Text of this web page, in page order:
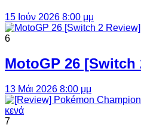
15 Ιούν 2026 8:00 μμ
6
MotoGP 26 [Switch
13 Μάι 2026 8:00 μμ
7